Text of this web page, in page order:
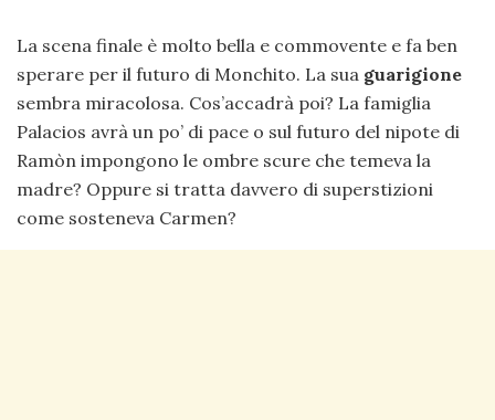
La scena finale è molto bella e commovente e fa ben
sperare per il futuro di Monchito. La sua guarigione
sembra miracolosa. Cos’accadrà poi? La famiglia
Palacios avrà un po’ di pace o sul futuro del nipote di
Ramòn impongono le ombre scure che temeva la
madre? Oppure si tratta davvero di superstizioni
come sosteneva Carmen?